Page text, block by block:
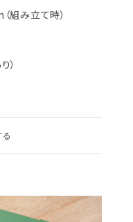
組み立て時）
）